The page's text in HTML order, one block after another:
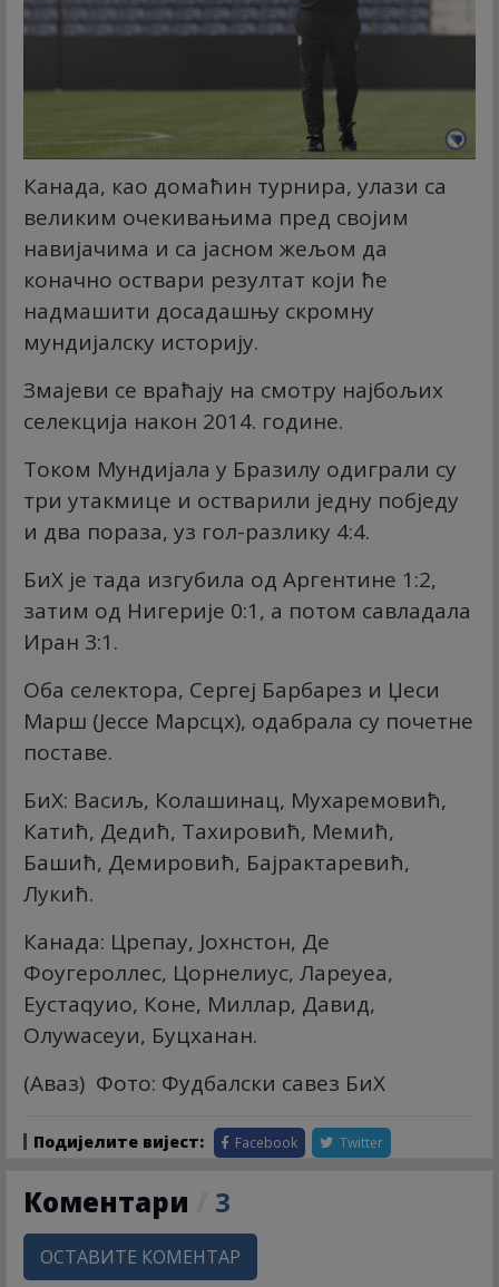
Канада, као домаћин турнира, улази са
великим очекивањима пред својим
навијачима и са јасном жељом да
коначно оствари резултат који ће
надмашити досадашњу скромну
мундијалску историју.
Змајеви се враћају на смотру најбољих
селекција након 2014. године.
Током Мундијала у Бразилу одиграли су
три утакмице и остварили једну побједу
и два пораза, уз гол-разлику 4:4.
БиХ је тада изгубила од Аргентине 1:2,
затим од Нигерије 0:1, а потом савладала
Иран 3:1.
Оба селектора, Сергеј Барбарез и Џеси
Марш (Јессе Марсцх), одабрала су почетне
поставе.
БиХ: Васиљ, Колашинац, Мухаремовић,
Катић, Дедић, Тахировић, Мемић,
Башић, Демировић, Бајрактаревић,
Лукић.
Канада: Црепау, Јохнстон, Де
Фоугероллес, Цорнелиус, Лареyеа,
Еустаqуио, Коне, Миллар, Давид,
Олуwасеyи, Буцханан.
(Аваз) Фото: Фудбалски савез БиХ
Подијелите вијест: Facebook Twitter
Коментари 3
ОСТАВИТЕ КОМЕНТАР